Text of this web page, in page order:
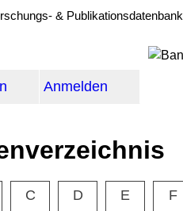
& Publikationsdatenbank
Anmelden
C D E F